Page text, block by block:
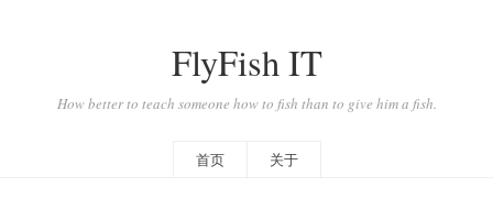
FlyFish IT
How better to teach someone how to fish than to give him a fish.
首页 关于